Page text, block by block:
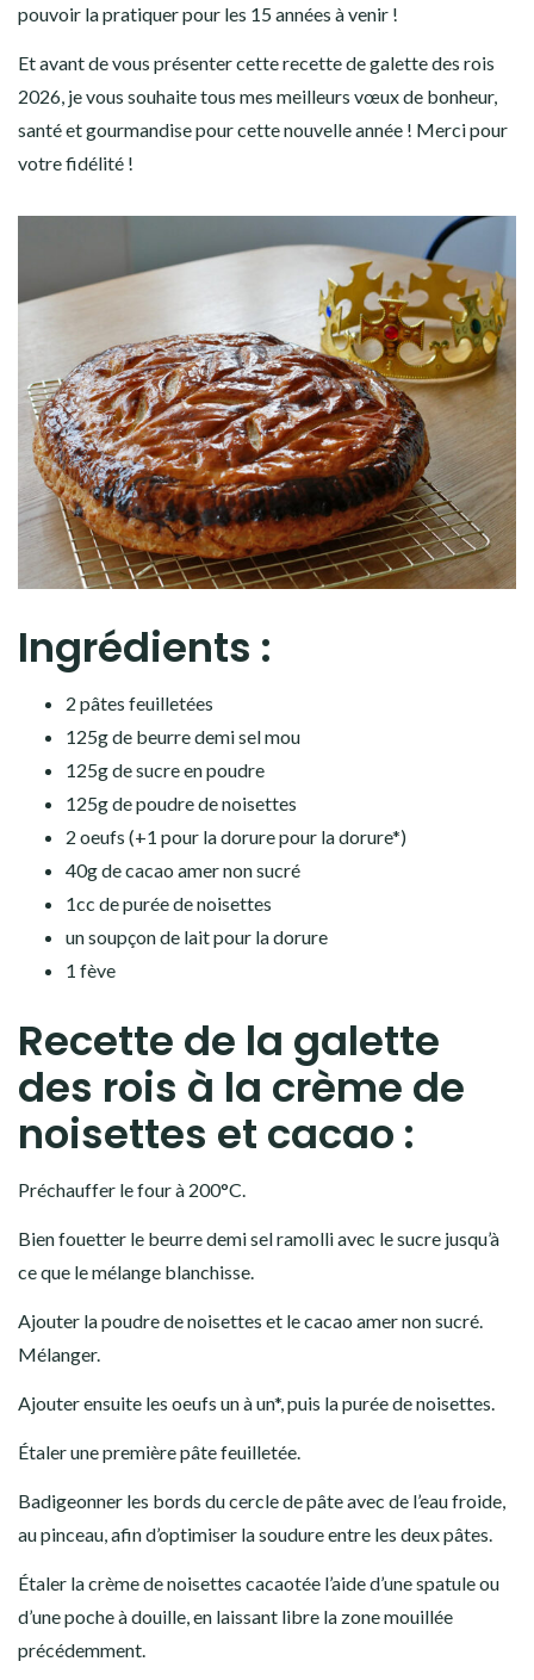
pouvoir la pratiquer pour les 15 années à venir !
Et avant de vous présenter cette recette de galette des rois
2026, je vous souhaite tous mes meilleurs vœux de bonheur,
santé et gourmandise pour cette nouvelle année ! Merci pour
votre fidélité !
Ingrédients :
2 pâtes feuilletées
125g de beurre demi sel mou
125g de sucre en poudre
125g de poudre de noisettes
2 oeufs (+1 pour la dorure pour la dorure*)
40g de cacao amer non sucré
1cc de purée de noisettes
un soupçon de lait pour la dorure
1 fève
Recette de la galette
des rois à la crème de
noisettes et cacao :
Préchauffer le four à 200°C.
Bien fouetter le beurre demi sel ramolli avec le sucre jusqu’à
ce que le mélange blanchisse.
Ajouter la poudre de noisettes et le cacao amer non sucré.
Mélanger.
Ajouter ensuite les oeufs un à un*, puis la purée de noisettes.
Étaler une première pâte feuilletée.
Badigeonner les bords du cercle de pâte avec de l’eau froide,
au pinceau, afin d’optimiser la soudure entre les deux pâtes.
Étaler la crème de noisettes cacaotée l’aide d’une spatule ou
d’une poche à douille, en laissant libre la zone mouillée
précédemment.